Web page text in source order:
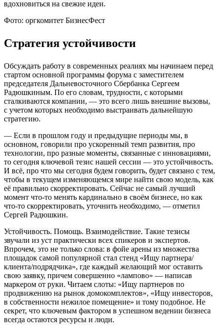
вдохновиться на свежие идеи.
Фото: оргкомитет БизнесФест
Стратегия устойчивости
Обсуждать работу в современных реалиях мы начинаем перед
стартом основной программы форума с заместителем
председателя Дальневосточного Сбербанка Сергеем
Радюшкиным. По его словам, трудности, с которыми
сталкиваются компании, — это всего лишь внешние вызовы,
с учетом которых необходимо выстраивать дальнейшую
стратегию.
— Если в прошлом году и предыдущие периоды мы, в
основном, говорили про ускоренный темп развития, про
технологии, про разные моменты, связанные с инновациями,
то сегодня ключевой тезис нашей сессии — это устойчивость.
И всё, про что мы сегодня будем говорить, будет связано с тем,
чтобы в текущем изменяющемся мире найти свою модель, как
её правильно скорректировать. Сейчас не самый лучший
момент что-то менять кардинально в своём бизнесе, но как
что-то скорректировать, уточнить необходимо, — отметил
Сергей Радюшкин.
Устойчивость. Помощь. Взаимодействие. Такие тезисы
звучали из уст практически всех спикеров и экспертов.
Впрочем, это не только слова: в фойе арены из множества
площадок самой популярной стал стенд «Ищу партнера/
клиента/подрядчика», где каждый желающий мог оставить
свою заявку, причем совершенно «лампово» — написав
маркером от руки. Читаем слоты: «Ищу партнеров по
продвижению на рынок домокомплектов», «Ищу инвесторов,
в собственности нежилое помещение» и тому подобное. Не
секрет, что ключевым фактором в успешном ведении бизнеса
всегда остаются ресурсы и люди.